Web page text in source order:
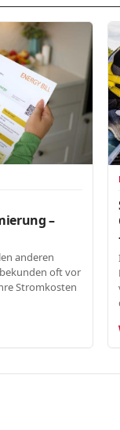
–
anderen
oft vor
Stromkosten